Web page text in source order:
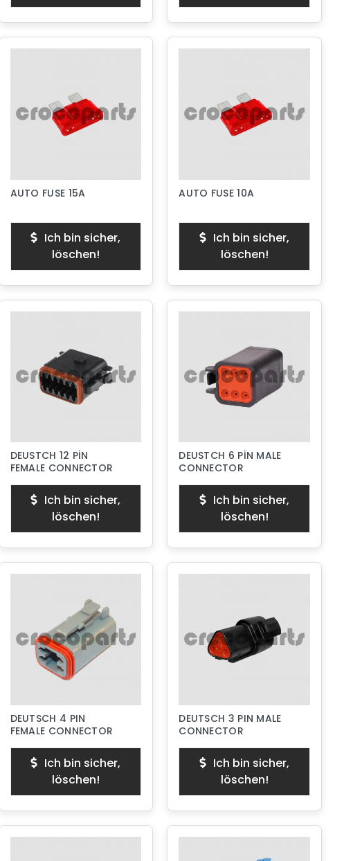
AUTO FUSE 15A
Ich bin sicher,
löschen!
AUTO FUSE 10A
Ich bin sicher,
löschen!
DEUSTCH 12 PİN
FEMALE CONNECTOR
Ich bin sicher,
löschen!
DEUSTCH 6 PİN MALE
CONNECTOR
Ich bin sicher,
löschen!
DEUTSCH 4 PIN
FEMALE CONNECTOR
Ich bin sicher,
löschen!
DEUTSCH 3 PIN MALE
CONNECTOR
Ich bin sicher,
löschen!